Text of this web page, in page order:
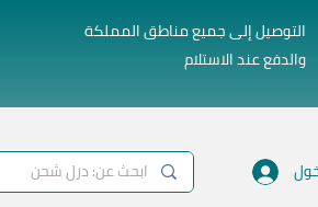
التوصيل إلى جميع مناطق المملكة
والدفع عند الاستلام